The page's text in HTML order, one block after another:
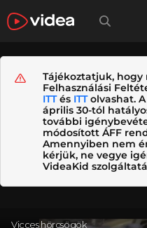
Tájékoztatjuk,
Felhasználási
ITTés ITTolvashat.
április 30-tól
további
módosított ÁFF
Amennyiben nem
kérjük, ne vegye
VideaKid